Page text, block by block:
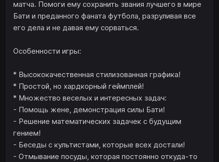
матча. Помоги ему сохранить звания лучшего в мире
Бати и преданного фаната футбола, разруливая все
его дела и не давая ему сорваться.
Особенности игры:
* Высококачественная стилизованная графика!
* Простой, но хардкорный геймплей!
* Множество веселых и интересных задач:
- Помощь жене, демонстрация силы Бати!
- Решение математических задачек с будущим
гением!
- Беседы с культистами, которые всех достали!
- Отмывание посуды, которая постоянно откуда-то